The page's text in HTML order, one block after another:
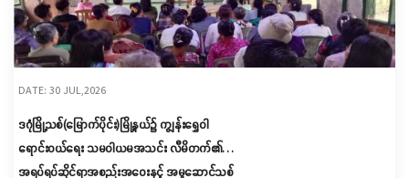
DATE: 30 JUL,2026
ဒဂုံမြို့သစ်(မြောက်ပိုင်း)မြို့နယ်၌ ကျွန်းရွှေဝါ
ရောင်း‌ဝယ်‌ရေး သမဝါယမအသင်း လီမိတက်၏
အရပ်ရပ်ဆိုင်ရာအစည်းအဝေးနှင့် အမှုဆောင်သစ်